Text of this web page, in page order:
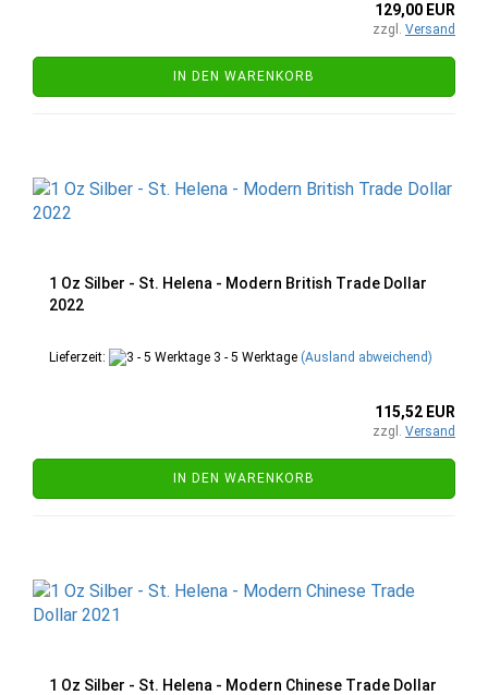
129,00 EUR
zzgl. Versand
IN DEN WARENKORB
1 Oz Silber - St. Helena - Modern British Trade Dollar
2022
Lieferzeit: 3 - 5 Werktage (Ausland abweichend)
115,52 EUR
zzgl. Versand
IN DEN WARENKORB
1 Oz Silber - St. Helena - Modern Chinese Trade Dollar